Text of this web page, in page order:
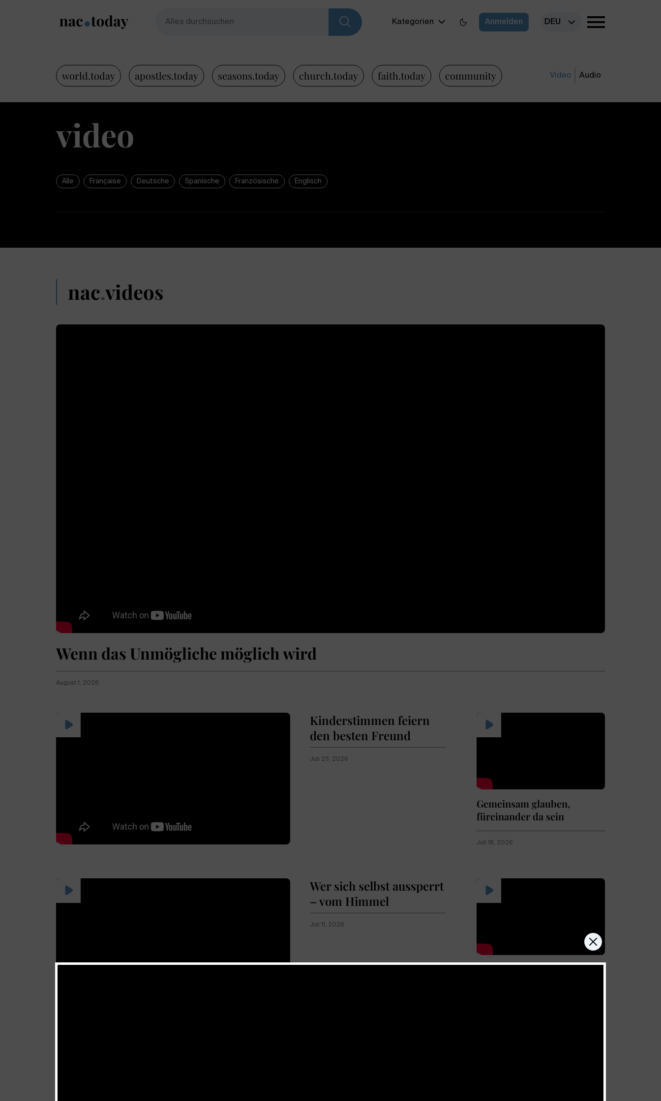
Kategorien Anmelden DEU
world.today apostles.today seasons.today church.today faith.today community Video Audio
video
Alle Française Deutsche Spanische Französische Englisch
nac.videos
Wenn das Unmögliche möglich wird
August 1, 2026
Kinderstimmen feiern
den besten Freund
Juli 25, 2026
Gemeinsam glauben,
füreinander da sein
Juli 18, 2026
Wer sich selbst aussperrt
– vom Himmel
Juli 11, 2026
Dem Glaubensziel